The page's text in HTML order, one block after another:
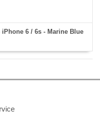
iPhone 6 / 6s - Marine Blue